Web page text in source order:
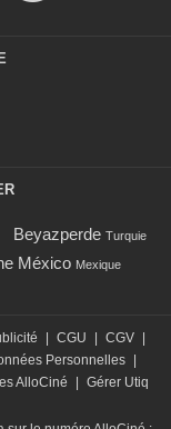
Beyazperde Turquie
México Mexique
CGU CGV
Personnelles
AlloCiné
Gérer Utiq